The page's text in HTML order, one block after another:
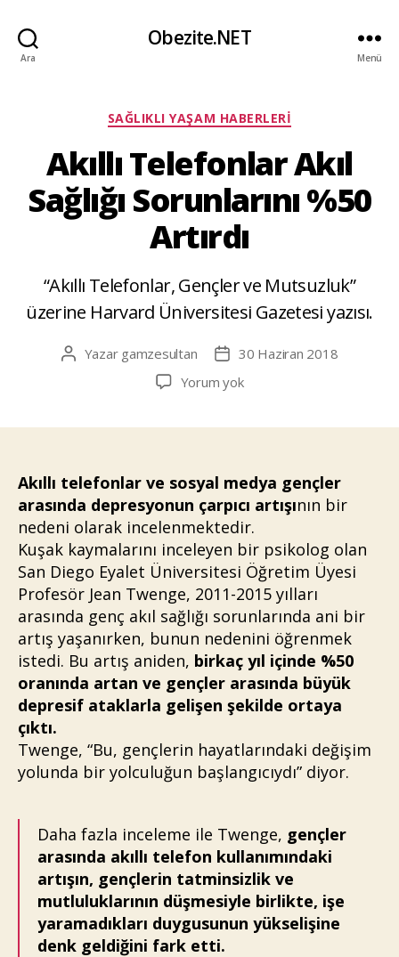
Ara
Obezite.NET
Menü
Kategoriler
SAĞLIKLI YAŞAM HABERLERI
Akıllı Telefonlar Akıl
Sağlığı Sorunlarını %50
Artırdı
“Akıllı Telefonlar, Gençler ve Mutsuzluk”
üzerine Harvard Üniversitesi Gazetesi yazısı.
Yazının
Yazar gamzesultan
Yazı
tarihi
30 Haziran 2018
Yorum yokAkıllı
%50
Artırdı
Akıllı telefonlar ve sosyal medya gençler
arasında depresyonun çarpıcı artışının bir
nedeni olarak incelenmektedir.
Kuşak kaymalarını inceleyen bir psikolog olan
San Diego Eyalet Üniversitesi Öğretim Üyesi
Profesör Jean Twenge, 2011-2015 yılları
arasında genç akıl sağlığı sorunlarında ani bir
artış yaşanırken, bunun nedenini öğrenmek
istedi. Bu artış aniden, birkaç yıl içinde %50
oranında artan ve gençler arasında büyük
depresif ataklarla gelişen şekilde ortaya
çıktı.
Twenge, “Bu, gençlerin hayatlarındaki değişim
yolunda bir yolculuğun başlangıcıydı” diyor.
Daha fazla inceleme ile Twenge, gençler
arasında akıllı telefon kullanımındaki
artışın, gençlerin tatminsizlik ve
mutluluklarının düşmesiyle birlikte, işe
yaramadıkları duygusunun yükselişine
denk geldiğini fark etti.